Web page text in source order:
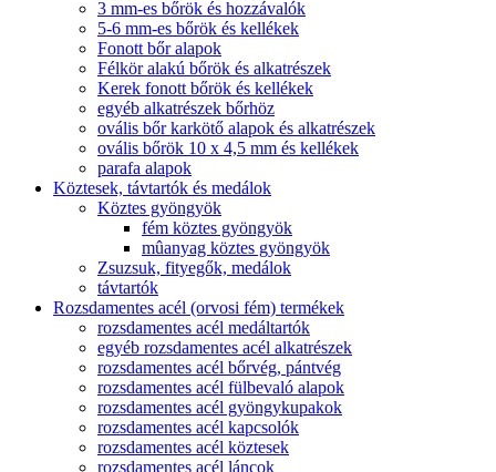
3 mm-es bőrök és hozzávalók
5-6 mm-es bőrök és kellékek
Fonott bőr alapok
Félkör alakú bőrök és alkatrészek
Kerek fonott bőrök és kellékek
egyéb alkatrészek bőrhöz
ovális bőr karkötő alapok és alkatrészek
ovális bőrök 10 x 4,5 mm és kellékek
parafa alapok
Köztesek, távtartók és medálok
Köztes gyöngyök
fém köztes gyöngyök
mûanyag köztes gyöngyök
Zsuzsuk, fityegők, medálok
távtartók
Rozsdamentes acél (orvosi fém) termékek
rozsdamentes acél medáltartók
egyéb rozsdamentes acél alkatrészek
rozsdamentes acél bőrvég, pántvég
rozsdamentes acél fülbevaló alapok
rozsdamentes acél gyöngykupakok
rozsdamentes acél kapcsolók
rozsdamentes acél köztesek
rozsdamentes acél láncok